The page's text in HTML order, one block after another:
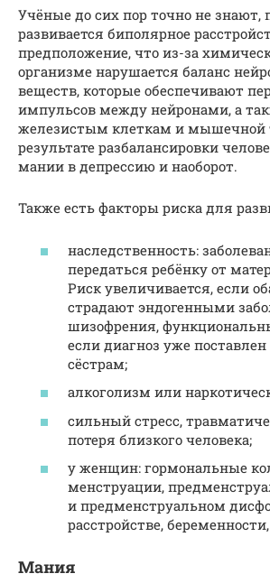
Учёные до сих пор точно не знают,
развивается биполярное
предположение, что из-за
организме нарушается баланс
веществ, которые обеспечивают
импульсов между нейронами, а
железистым клеткам и мышечной
результате разбалансировки
мании в депрессию и наоборот.
Также есть факторы риска для
наследственность:
передаться ребёнку от
Риск увеличивается, если
страдают эндогенными
шизофрения,
если диагноз уже
сёстрам;
алкоголизм или
сильный стресс,
потеря близкого человека;
у женщин: гормональные
менструации,
и предменструальном
расстройстве,
Мания